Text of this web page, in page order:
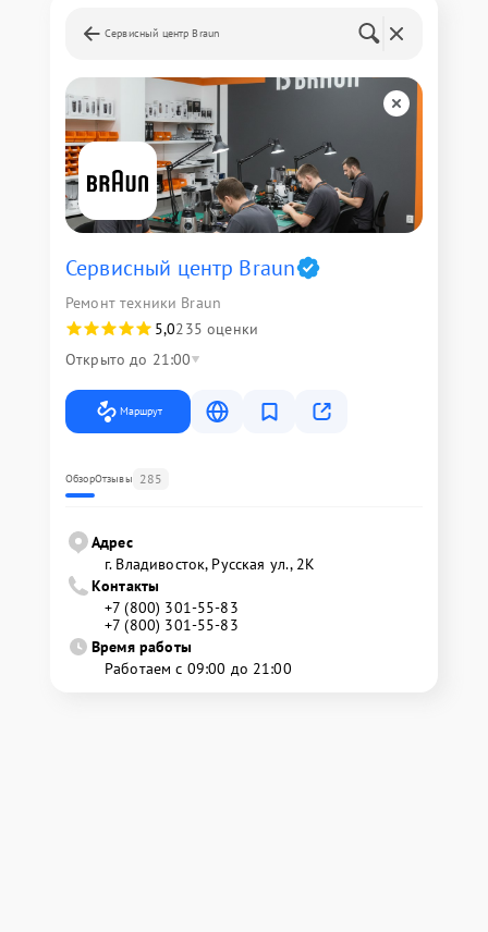
Сервисный центр Braun
Сервисный центр Braun
Ремонт техники Braun
5,0235 оценки
Открыто до 21:00
Маршрут
ОбзорОтзывы 285
Адрес
г. Владивосток, Русская ул., 2К
Контакты
+7 (800) 301-55-83
+7 (800) 301-55-83
Время работы
Работаем с 09:00 до 21:00